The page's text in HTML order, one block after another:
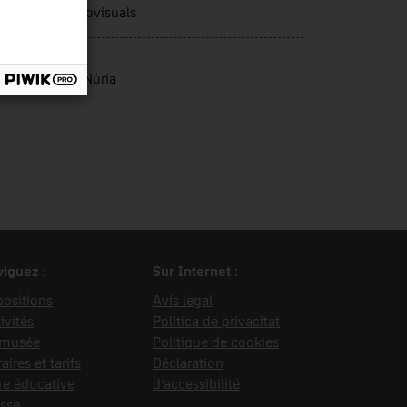
audiovisuals
Fonquernie, Núria
:
et tarifs
éducative
Sur Internet :
Avís legal
Política de privacitat
Politique de cookies
Déclaration
d’accessibilité